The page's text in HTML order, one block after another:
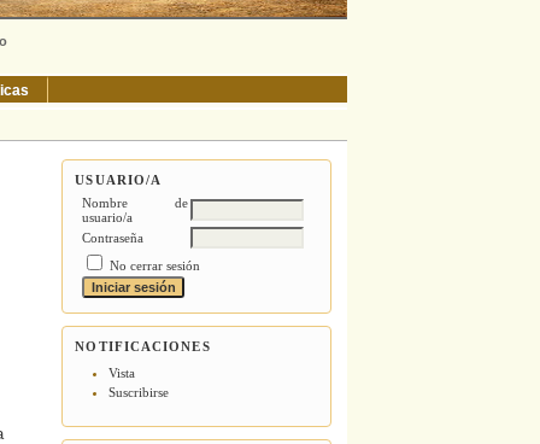
USUARIO/A
Nombre de
usuario/a
Contraseña
No cerrar sesión
NOTIFICACIONES
Vista
Suscribirse